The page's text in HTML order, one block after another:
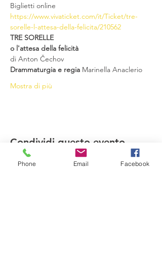
Biglietti online
https://www.vivaticket.com/it/Ticket/tre-
sorelle-l-attesa-della-felicita/210562
TRE SORELLE
o l'attesa della felicità
di Anton Čechov
Drammaturgia e regia Marinella Anaclerio
Mostra di più
Condividi questo evento
Phone Email Facebook